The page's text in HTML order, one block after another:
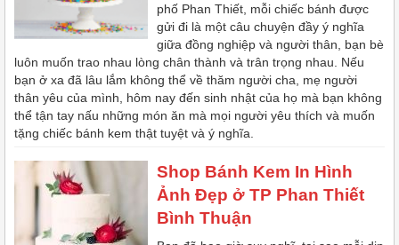
phố Phan Thiết, mỗi chiếc bánh được
gửi đi là một câu chuyện đầy ý nghĩa
giữa đồng nghiệp và người thân, bạn bè
luôn muốn trao nhau lòng chân thành và trân trọng nhau. Nếu
bạn ở xa đã lâu lắm không thể về thăm người cha, mẹ người
thân yêu của mình, hôm nay đến sinh nhật của họ mà bạn không
thể tận tay nấu những món ăn mà mọi người yêu thích và muốn
tặng chiếc bánh kem thật tuyệt và ý nghĩa.
Shop Bánh Kem In Hình
Ảnh Đẹp ở TP Phan Thiết
Bình Thuận